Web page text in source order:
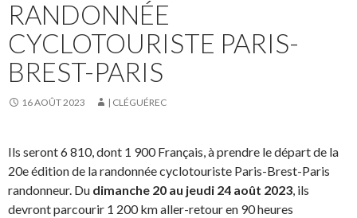
RANDONNÉE
CYCLOTOURISTE PARIS-
BREST-PARIS
16 AOÛT 2023 | CLÉGUÉREC
Ils seront 6 810, dont 1 900 Français, à prendre le départ de la
20e édition de la randonnée cyclotouriste Paris-Brest-Paris
randonneur. Du dimanche 20 au jeudi 24 août 2023, ils
devront parcourir 1 200 km aller-retour en 90 heures